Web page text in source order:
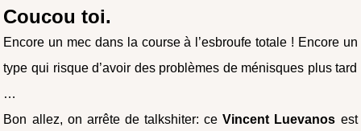
Coucou toi.
Encore un mec dans la course à l’esbroufe totale ! Encore un
type qui risque d’avoir des problèmes de ménisques plus tard
…
Bon allez, on arrête de talkshiter: ceVincent Luevanos est